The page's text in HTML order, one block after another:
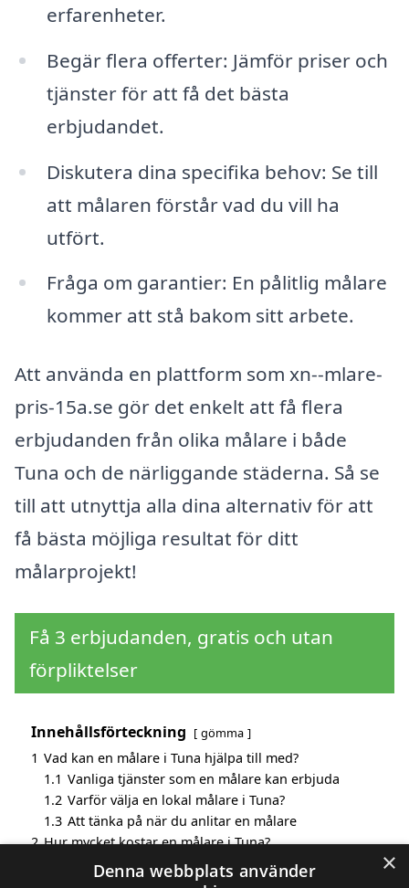
erfarenheter.
Begär flera offerter: Jämför priser och
tjänster för att få det bästa
erbjudandet.
Diskutera dina specifika behov: Se till
att målaren förstår vad du vill ha
utfört.
Fråga om garantier: En pålitlig målare
kommer att stå bakom sitt arbete.
Att använda en plattform som xn--mlare-
pris-15a.se gör det enkelt att få flera
erbjudanden från olika målare i både
Tuna och de närliggande städerna. Så se
till att utnyttja alla dina alternativ för att
få bästa möjliga resultat för ditt
målarprojekt!
Få 3 erbjudanden, gratis och utan
förpliktelser
Innehållsförteckning gömma
1 Vad kan en målare i Tuna hjälpa till med?
1.1 Vanliga tjänster som en målare kan erbjuda
1.2 Varför välja en lokal målare i Tuna?
1.3 Att tänka på när du anlitar en målare
2 Hur mycket kostar en målare i Tuna?
Fördelar med att välja målare i Tuna
Sök efter en skicklig målare i de omgivande städerna
×
Denna webbplats använder